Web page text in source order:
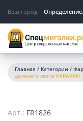
Ваш город:
Главная / Категории /
дальнего света
Арт.: FR1826